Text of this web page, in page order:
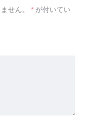
せん。 * が付いてい